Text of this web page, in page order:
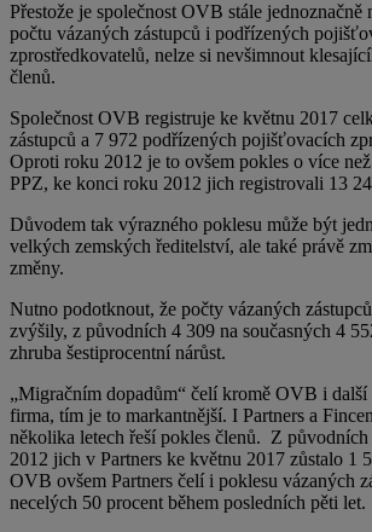
Přestože je společnost OVB stále jednoznačně
počtu vázaných zástupců i podřízených
zprostředkovatelů, nelze si nevšimnout
členů.
Společnost OVB registruje ke květnu 2017
zástupců a 7 972 podřízených pojišťovacích
Oproti roku 2012 je to ovšem pokles o více
PPZ, ke konci roku 2012 jich registrovali 13
Důvodem tak výrazného poklesu může být
velkých zemských ředitelství, ale také právě
změny.
Nutno podotknout, že počty vázaných
zvýšily, z původních 4 309 na současných 4
zhruba šestiprocentní nárůst.
„Migračním dopadům“ čelí kromě OVB i
firma, tím je to markantnější. I Partners a
několika letech řeší pokles členů. Z
2012 jich v Partners ke květnu 2017 zůstalo 1
OVB ovšem Partners čelí i poklesu vázaných
necelých 50 procent během posledních pěti let.